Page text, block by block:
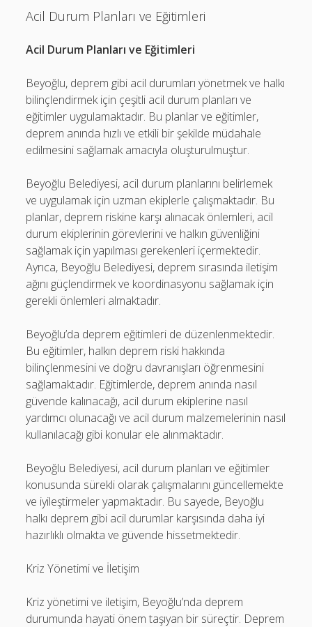
Acil Durum Planları ve Eğitimleri
Acil Durum Planları ve Eğitimleri
Beyoğlu, deprem gibi acil durumları yönetmek ve halkı
bilinçlendirmek için çeşitli acil durum planları ve
eğitimler uygulamaktadır. Bu planlar ve eğitimler,
deprem anında hızlı ve etkili bir şekilde müdahale
edilmesini sağlamak amacıyla oluşturulmuştur.
Beyoğlu Belediyesi, acil durum planlarını belirlemek
ve uygulamak için uzman ekiplerle çalışmaktadır. Bu
planlar, deprem riskine karşı alınacak önlemleri, acil
durum ekiplerinin görevlerini ve halkın güvenliğini
sağlamak için yapılması gerekenleri içermektedir.
Ayrıca, Beyoğlu Belediyesi, deprem sırasında iletişim
ağını güçlendirmek ve koordinasyonu sağlamak için
gerekli önlemleri almaktadır.
Beyoğlu’da deprem eğitimleri de düzenlenmektedir.
Bu eğitimler, halkın deprem riski hakkında
bilinçlenmesini ve doğru davranışları öğrenmesini
sağlamaktadır. Eğitimlerde, deprem anında nasıl
güvende kalınacağı, acil durum ekiplerine nasıl
yardımcı olunacağı ve acil durum malzemelerinin nasıl
kullanılacağı gibi konular ele alınmaktadır.
Beyoğlu Belediyesi, acil durum planları ve eğitimler
konusunda sürekli olarak çalışmalarını güncellemekte
ve iyileştirmeler yapmaktadır. Bu sayede, Beyoğlu
halkı deprem gibi acil durumlar karşısında daha iyi
hazırlıklı olmakta ve güvende hissetmektedir.
Kriz Yönetimi ve İletişim
Kriz yönetimi ve iletişim, Beyoğlu’nda deprem
durumunda hayati önem taşıyan bir süreçtir. Deprem